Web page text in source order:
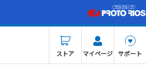
ストア マイページ サポート